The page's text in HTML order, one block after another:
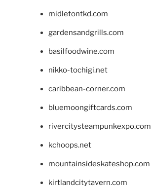
midletontkd.com
gardensandgrills.com
basilfoodwine.com
nikko-tochigi.net
caribbean-corner.com
bluemoongiftcards.com
rivercitysteampunkexpo.com
kchoops.net
mountainsideskateshop.com
kirtlandcitytavern.com